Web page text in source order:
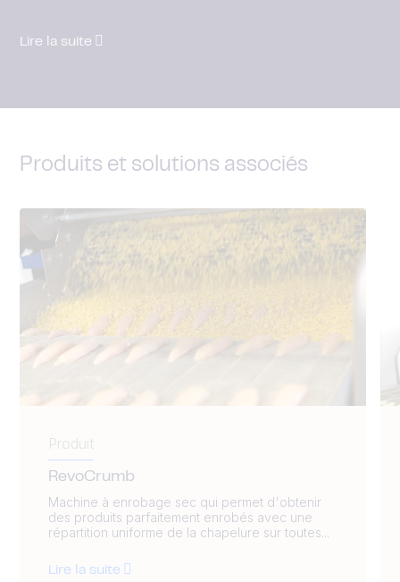
Lire la suite
Lire la suite
Produits et solutions associés
Produit
RevoCrumb
Machine à enrobage sec qui permet d'obtenir
des produits parfaitement enrobés avec une
répartition uniforme de la chapelure sur toutes...
Lire la suite